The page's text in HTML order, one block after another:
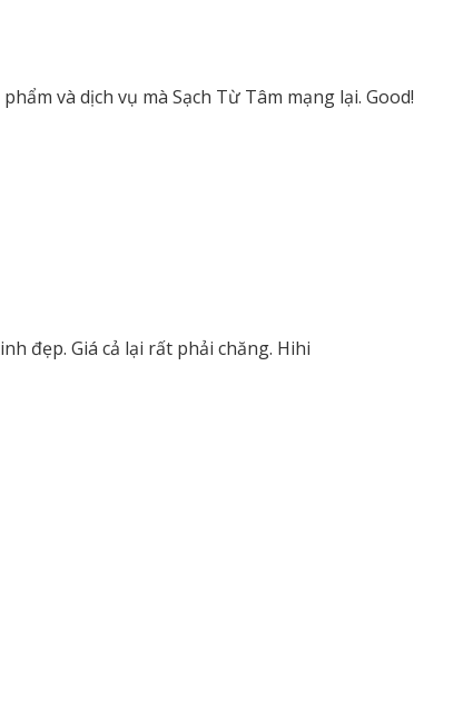
và dịch vụ mà Sạch Từ Tâm mạng lại. Good!
đẹp. Giá cả lại rất phải chăng. Hihi